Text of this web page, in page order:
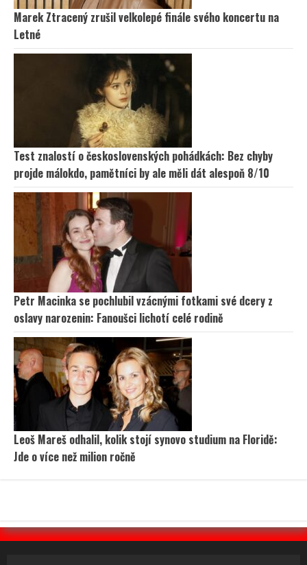
Marek Ztracený zrušil velkolepé finále svého koncertu na
Letné
Test znalostí o československých pohádkách: Bez chyby
projde málokdo, pamětníci by ale měli dát alespoň 8/10
Petr Macinka se pochlubil vzácnými fotkami své dcery z
oslavy narozenin: Fanoušci lichotí celé rodině
Leoš Mareš odhalil, kolik stojí synovo studium na Floridě:
Jde o více než milion ročně